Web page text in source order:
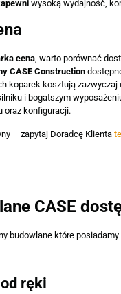
wysoką wydajność,
cena, warto porównać
CASE Construction
koparek kosztują zazwyczaj
i bogatszym
oraz konfiguracji.
– zapytaj Doradcę Klienta
CASE
budowlane które
ręki